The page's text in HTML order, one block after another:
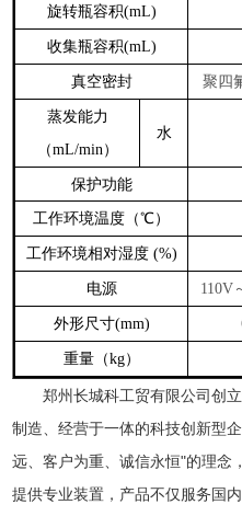
旋转瓶容积(mL)
收集瓶容积(mL)
真空密封 聚四
蒸发能力
（mL/min ）
水
保护功能
工作环境温度（℃）
工作环境相对湿度(%)
电源 110V
外形尺寸(mm)
重量（kg）
郑州长城科工贸有限公司创
制造、经营于一体的科技创新型
远、客户为重、诚信永恒"的理念
提供专业装置，产品不仅服务国